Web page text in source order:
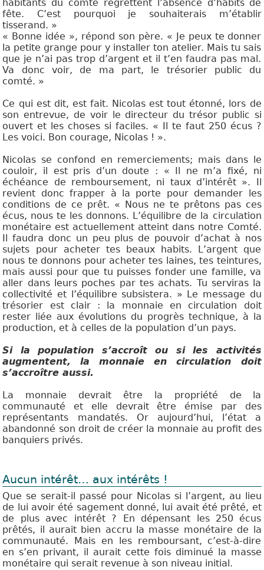
habitants du comté regrettent l’absence d’habits de
fête. C’est pourquoi je souhaiterais m’établir
tisserand. »
« Bonne idée », répond son père. « Je peux te donner
la petite grange pour y installer ton atelier. Mais tu sais
que je n’ai pas trop d’argent et il t’en faudra pas mal.
Va donc voir, de ma part, le trésorier public du
comté. »
Ce qui est dit, est fait. Nicolas est tout étonné, lors de
son entrevue, de voir le directeur du trésor public si
ouvert et les choses si faciles. « Il te faut 250 écus ?
Les voici. Bon courage, Nicolas ! ».
Nicolas se confond en remerciements; mais dans le
couloir, il est pris d’un doute : « Il ne m’a fixé, ni
échéance de remboursement, ni taux d’intérêt ». Il
revient donc frapper à la porte pour demander les
conditions de ce prêt. « Nous ne te prêtons pas ces
écus, nous te les donnons. L’équilibre de la circulation
monétaire est actuellement atteint dans notre Comté.
Il faudra donc un peu plus de pouvoir d’achat à nos
sujets pour acheter tes beaux habits. L’argent que
nous te donnons pour acheter tes laines, tes teintures,
mais aussi pour que tu puisses fonder une famille, va
aller dans leurs poches par tes achats. Tu serviras la
collectivité et l’équilibre subsistera. » Le message du
trésorier est clair : la monnaie en circulation doit
rester liée aux évolutions du progrès technique, à la
production, et à celles de la population d’un pays.
Si la population s’accroît ou si les activités
augmentent, la monnaie en circulation doit
s’accroître aussi.
La monnaie devrait être la propriété de la
communauté et elle devrait être émise par des
représentants mandatés. Or aujourd’hui, l’état a
abandonné son droit de créer la monnaie au profit des
banquiers privés.
Aucun intérêt… aux intérêts !
Que se serait-il passé pour Nicolas si l’argent, au lieu
de lui avoir été sagement donné, lui avait été prêté, et
de plus avec intérêt ? En dépensant les 250 écus
prêtés, il aurait bien accru la masse monétaire de la
communauté. Mais en les remboursant, c’est-à-dire
en s’en privant, il aurait cette fois diminué la masse
monétaire qui serait revenue à son niveau initial.